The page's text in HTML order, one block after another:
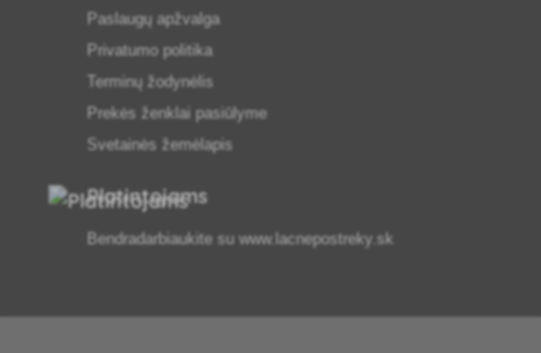
Paslaugų apžvalga
Privatumo politika
Terminų žodynėlis
Prekės ženklai pasiūlyme
Svetainės žemėlapis
Platintojams
Bendradarbiaukite su www.lacnepostreky.sk